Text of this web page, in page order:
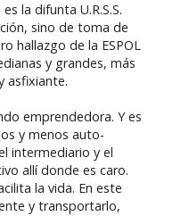
la difunta U.R.S.S.
sino de toma de
hallazgo de la ESPOL
y grandes, más
asfixiante.
emprendedora. Y es
y menos auto-
intermediario y el
allí donde es caro.
la vida. En este
y transportarlo,